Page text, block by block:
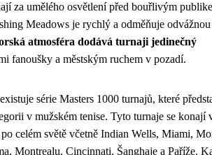
za umělého osvětlení před bouřlivým
Meadows je rychlý a odměňuje odvážnou
atmosféra dodává turnaji jedinečný
fanoušky a městským ruchem v pozadí.
série Masters 1000 turnajů, které
v mužském tenise. Tyto turnaje se konají
celém světě včetně Indian Wells, Miami,
Montrealu, Cincinnati, Šanghaje a Paříže.